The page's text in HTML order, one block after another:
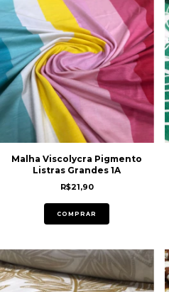
Malha Viscolycra Pigmento
Listras Grandes 1A
R$21,90
COMPRAR